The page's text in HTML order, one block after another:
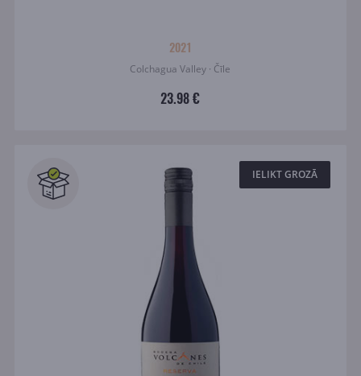
2021
Colchagua Valley · Čīle
23.98 €
IELIKT GROZĀ